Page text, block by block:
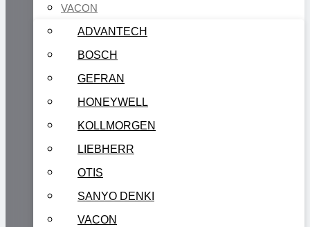
VACON
ADVANTECH
BOSCH
GEFRAN
HONEYWELL
KOLLMORGEN
LIEBHERR
OTIS
SANYO DENKI
VACON